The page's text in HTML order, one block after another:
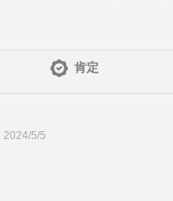
肯定
2024/5/5